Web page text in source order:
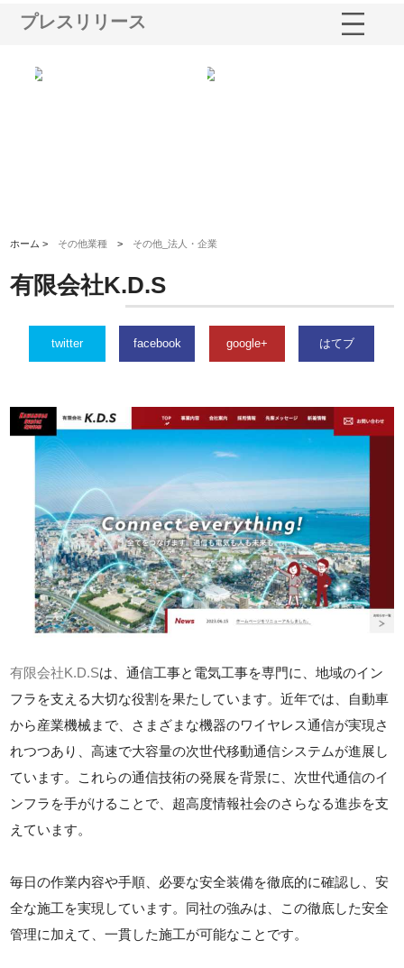
プレスリリース
ホーム > その他業種 > その他_法人・企業
有限会社K.D.S
twitter facebook google+ はてブ
有限会社K.D.Sは、通信工事と電気工事を専門に、地域のイン
フラを支える大切な役割を果たしています。近年では、自動車
から産業機械まで、さまざまな機器のワイヤレス通信が実現さ
れつつあり、高速で大容量の次世代移動通信システムが進展し
ています。これらの通信技術の発展を背景に、次世代通信のイ
ンフラを手がけることで、超高度情報社会のさらなる進歩を支
えています。
毎日の作業内容や手順、必要な安全装備を徹底的に確認し、安
全な施工を実現しています。同社の強みは、この徹底した安全
管理に加えて、一貫した施工が可能なことです。